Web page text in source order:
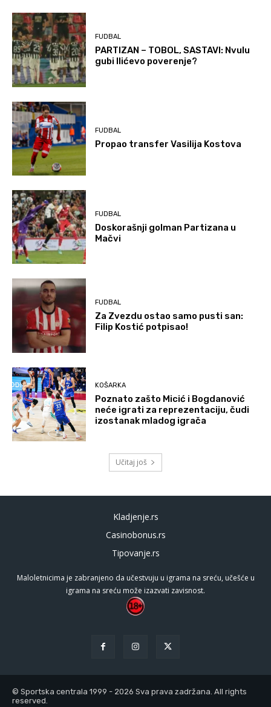
FUDBAL
PARTIZAN – TOBOL, SASTAVI: Nvulu
gubi Ilićevo poverenje?
FUDBAL
Propao transfer Vasilija Kostova
FUDBAL
Doskorašnji golman Partizana u
Mačvi
FUDBAL
Za Zvezdu ostao samo pusti san:
Filip Kostić potpisao!
KOŠARKA
Poznato zašto Micić i Bogdanović
neće igrati za reprezentaciju, čudi
izostanak mladog igrača
Učitaj još
Kladjenje.rs
Casinobonus.rs
Tipovanje.rs
Maloletnicima je zabranjeno da učestvuju u igrama na sreću, učešće u
igrama na sreću može izazvati zavisnost.
© Sportska centrala 1999 - 2026 Sva prava zadržana. All rights
reserved.